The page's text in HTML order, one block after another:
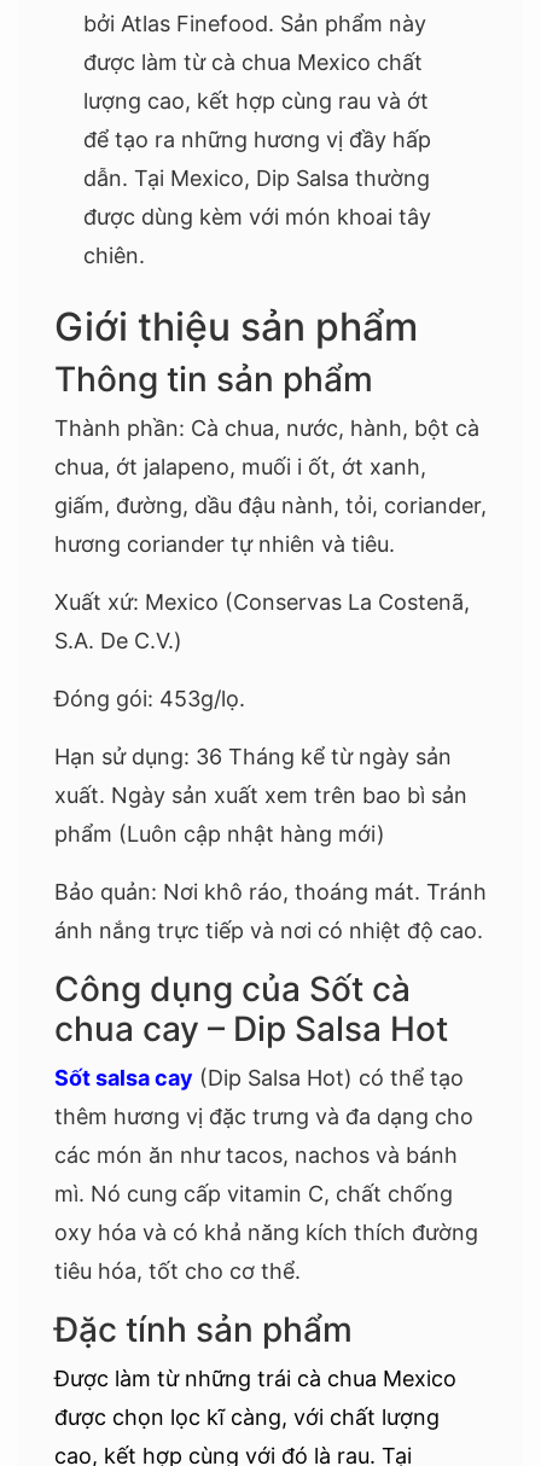
bởi Atlas Finefood. Sản phẩm này
được làm từ cà chua Mexico chất
lượng cao, kết hợp cùng rau và ớt
để tạo ra những hương vị đầy hấp
dẫn. Tại Mexico, Dip Salsa thường
được dùng kèm với món khoai tây
chiên.
Giới thiệu sản phẩm
Thông tin sản phẩm
Thành phần: Cà chua, nước, hành, bột cà
chua, ớt jalapeno, muối i ốt, ớt xanh,
giấm, đường, dầu đậu nành, tỏi, coriander,
hương coriander tự nhiên và tiêu.
Xuất xứ: Mexico (Conservas La Costenã,
S.A. De C.V.)
Đóng gói: 453g/lọ.
Hạn sử dụng: 36 Tháng kể từ ngày sản
xuất. Ngày sản xuất xem trên bao bì sản
phẩm (Luôn cập nhật hàng mới)
Bảo quản: Nơi khô ráo, thoáng mát. Tránh
ánh nắng trực tiếp và nơi có nhiệt độ cao.
Công dụng của Sốt cà
chua cay – Dip Salsa Hot
Sốt salsa cay (Dip Salsa Hot) có thể tạo
thêm hương vị đặc trưng và đa dạng cho
các món ăn như tacos, nachos và bánh
mì. Nó cung cấp vitamin C, chất chống
oxy hóa và có khả năng kích thích đường
tiêu hóa, tốt cho cơ thể.
Đặc tính sản phẩm
Được làm từ những trái cà chua Mexico
được chọn lọc kĩ càng, với chất lượng
cao, kết hợp cùng với đó là rau. Tại